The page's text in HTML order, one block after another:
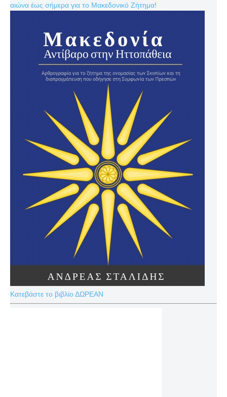
αιώνα έως σήμερα για το Μακεδονικό Ζήτημα!
Κατεβάστε το βιβλίο ΔΩΡΕΑΝ